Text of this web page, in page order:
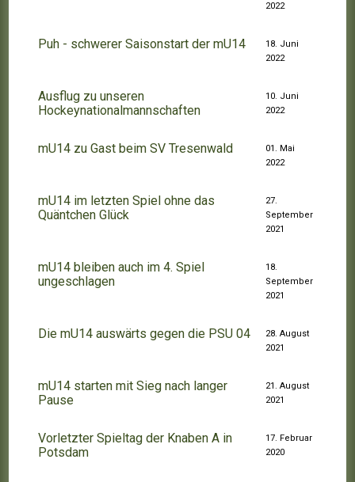
2022
Puh - schwerer Saisonstart der mU14
18. Juni
2022
Ausflug zu unseren
Hockeynationalmannschaften
10. Juni
2022
mU14 zu Gast beim SV Tresenwald
01. Mai
2022
mU14 im letzten Spiel ohne das
Quäntchen Glück
27.
September
2021
mU14 bleiben auch im 4. Spiel
ungeschlagen
18.
September
2021
Die mU14 auswärts gegen die PSU 04
28. August
2021
mU14 starten mit Sieg nach langer
Pause
21. August
2021
Vorletzter Spieltag der Knaben A in
Potsdam
17. Februar
2020